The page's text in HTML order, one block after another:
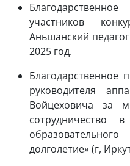
участников
Аньшанский
2025 год.
Благодарственное
руководителя
Войцеховича за
сотрудничество
долголетие» (г,